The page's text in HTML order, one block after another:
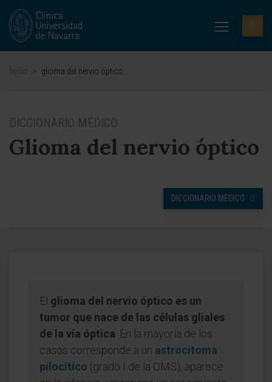
Inicio > glioma del nervio óptico
DICCIONARIO MÉDICO
Glioma del nervio óptico
DICCIONARIO MÉDICO
El glioma del nervio óptico es un
tumor que nace de las células gliales
de la vía óptica . En la mayoría de los
casos corresponde a un astrocitoma
pilocítico (grado I de la OMS), aparece